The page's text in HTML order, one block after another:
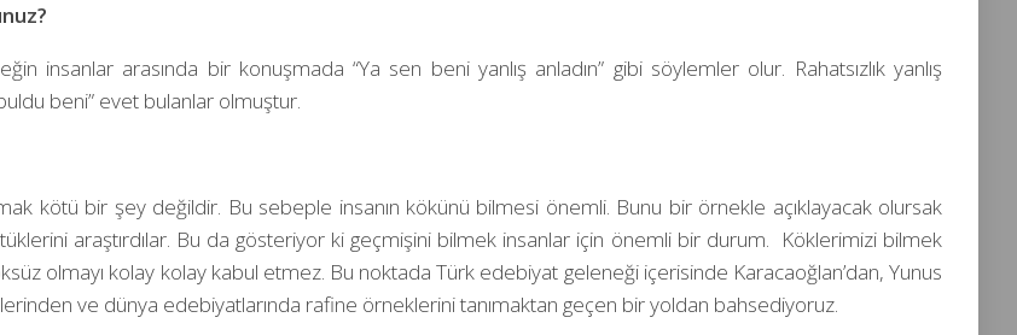
insanlar arasında bir konuşmada “Ya sen beni yanlış anladın” gibi söylemler olur. Rahatsızlık yanlış
beni” evet bulanlar olmuştur.
kötü bir şey değildir. Bu sebeple insanın kökünü bilmesi önemli. Bunu bir örnekle açıklayacak olursak
araştırdılar. Bu da gösteriyor ki geçmişini bilmek insanlar için önemli bir durum. Köklerimizi bilmek
olmayı kolay kolay kabul etmez. Bu noktada Türk edebiyat geleneği içerisinde Karacaoğlan’dan, Yunus
ve dünya edebiyatlarında rafine örneklerini tanımaktan geçen bir yoldan bahsediyoruz.